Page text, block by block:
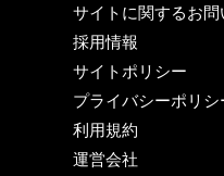
サイトに関するお
採用情報
サイトポリシー
プライバシーポリシ
利用規約
運営会社